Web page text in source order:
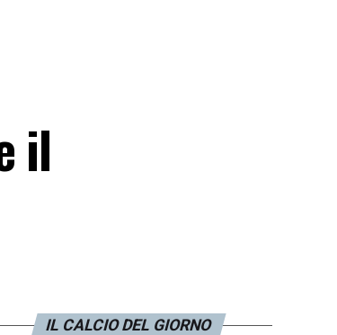
il
IL CALCIO DEL GIORNO